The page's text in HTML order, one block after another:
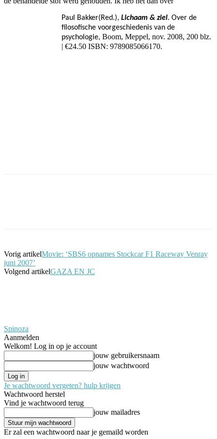
Paul Bakker(Red.), Lichaam & ziel. Over de
filosofische voorgeschiedenis van de
psychologie, Boom, Meppel, nov. 2008, 200 blz.
| €24.50 ISBN: 9789085066170.
Vorig artikelMovie: ‘SBS6 opnames Stockcar F1 Raceway Venray
juni 2007’
Volgend artikelGAZA EN JC
Spinoza
Aanmelden
Welkom! Log in op je account
jouw gebruikersnaam
jouw wachtwoord
Je wachtwoord vergeten? hulp krijgen
Wachtwoord herstel
Vind je wachtwoord terug
jouw mailadres
Er zal een wachtwoord naar je gemaild worden